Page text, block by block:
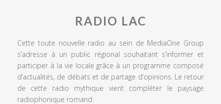
RADIO LAC
Cette toute nouvelle radio au sein de MediaOne Group
s’adresse à un public régional souhaitant s’informer et
participer à la vie locale grâce à un programme composé
d’actualités, de débats et de partage d’opinions. Le retour
de cette radio mythique vient compléter le paysage
radiophonique romand.